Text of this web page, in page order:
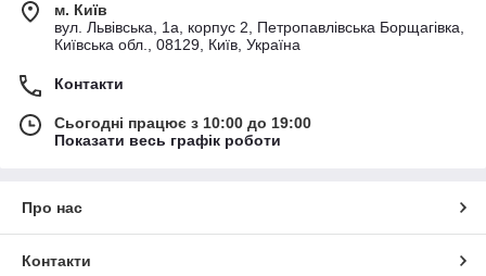
м. Київ
вул. Львівська, 1а, корпус 2, Петропавлівська Борщагівка,
Київська обл., 08129, Київ, Україна
Контакти
Сьогодні працює з 10:00 до 19:00
Показати весь графік роботи
Про нас
Контакти